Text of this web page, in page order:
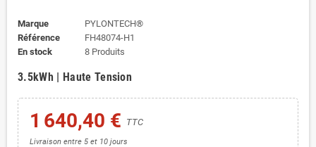
Marque
PYLONTECH®
Référence
FH48074-H1
En stock
8 Produits
3.5kWh | Haute Tension
1 640,40 € TTC
Livraison entre 5 et 10 jours